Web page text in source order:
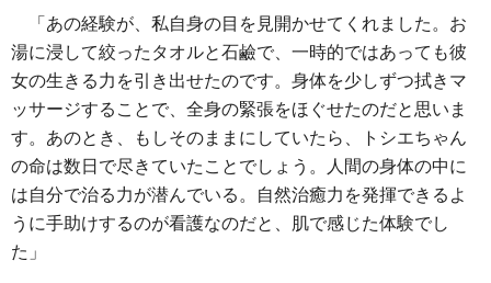
「あの経験が、私自身の目を見開かせてくれました。お
湯に浸して絞ったタオルと石鹼で、一時的ではあっても彼
女の生きる力を引き出せたのです。身体を少しずつ拭きマ
ッサージすることで、全身の緊張をほぐせたのだと思いま
す。あのとき、もしそのままにしていたら、トシエちゃん
の命は数日で尽きていたことでしょう。人間の身体の中に
は自分で治る力が潜んでいる。自然治癒力を発揮できるよ
うに手助けするのが看護なのだと、肌で感じた体験でし
た」